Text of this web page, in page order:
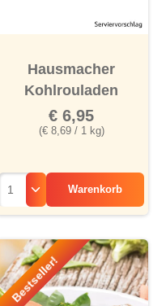
4.4 von 5 Sternen
Hausmacher
Kohlrouladen
(€ 8,69 / 1 kg)
€ 6,95
Warenkorb
Bestseller!